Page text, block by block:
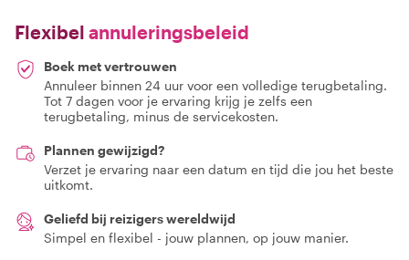
Flexibel annuleringsbeleid
Boek met vertrouwen
Annuleer binnen 24 uur voor een volledige terugbetaling.
Tot 7 dagen voor je ervaring krijg je zelfs een
terugbetaling, minus de servicekosten.
Plannen gewijzigd?
Verzet je ervaring naar een datum en tijd die jou het beste
uitkomt.
Geliefd bij reizigers wereldwijd
Simpel en flexibel - jouw plannen, op jouw manier.